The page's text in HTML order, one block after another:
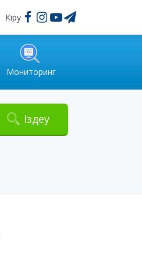
Кіру
Мониторинг
Іздеу